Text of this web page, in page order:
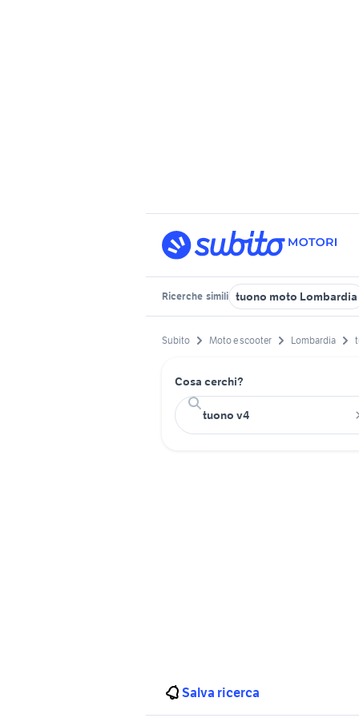
Ricerche simili tuono moto Lombardia
Subito Moto e scooter Lombardia
Cosa cerchi?
Salva ricerca